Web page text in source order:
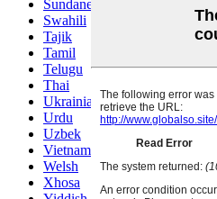
Sundanese
Swahili
Tajik
Tamil
Telugu
Thai
Ukrainian
Urdu
Uzbek
Vietnamese
Welsh
Xhosa